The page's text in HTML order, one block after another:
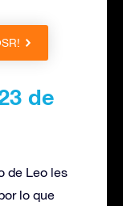
de
de Leo les
lo que